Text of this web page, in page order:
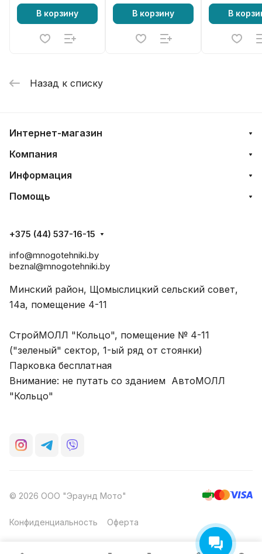
В корзину В корзину В
Назад к списку
Интернет-магазин
Компания
Информация
Помощь
+375 (44) 537-16-15
info@mnogotehniki.by
beznal@mnogotehniki.by
Минский район, Щомыслицкий сельский совет,
14а, помещение 4-11
СтройМОЛЛ "Кольцо", помещение № 4-11
("зеленый" сектор, 1-ый ряд от стоянки)
Парковка бесплатная
Внимание: не путать со зданием АвтоМОЛЛ
"Кольцо"
© 2026 ООО "Эраунд Мото"
Конфиденциальность Оферта